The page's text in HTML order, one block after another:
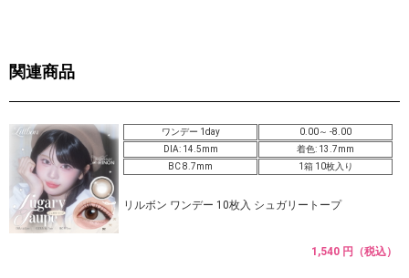
関連商品
ワンデー 1day
0.00～ -8.00
DIA: 14.5mm
着色: 13.7mm
BC 8.7mm
1箱 10枚入り
リルボン ワンデー 10枚入 シュガリートープ
1,540 円（税込）